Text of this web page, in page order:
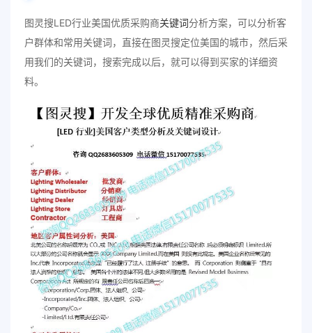
图灵搜LED行业美国优质采购商关键词分析方案，可以分析客
户群体和常用关键词，直接在图灵搜定位美国的城市，然后采
用我们的关键词，搜索完成以后，就可以得到买家的详细资
料。